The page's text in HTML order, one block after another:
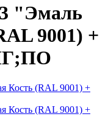
"Эмаль
9001) +